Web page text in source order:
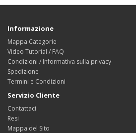
Informazione
Mappa Categorie
Video Tutorial / FAQ
Condizioni / Informativa sulla privacy
Spedizione
Termini e Condizioni
Servizio Cliente
Contattaci
Resi
Mappa del Sito